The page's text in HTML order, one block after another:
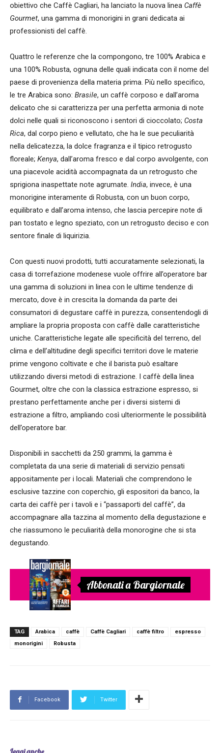
obiettivo che Caffè Cagliari, ha lanciato la nuova linea Caffè
Gourmet, una gamma di monorigini in grani dedicata ai
professionisti del caffè.
Quattro le referenze che la compongono, tre 100% Arabica e
una 100% Robusta, ognuna delle quali indicata con il nome del
paese di provenienza della materia prima. Più nello specifico,
le tre Arabica sono: Brasile, un caffè corposo e dall’aroma
delicato che si caratterizza per una perfetta armonia di note
dolci nelle quali si riconoscono i sentori di cioccolato; Costa
Rica, dal corpo pieno e vellutato, che ha le sue peculiarità
nella delicatezza, la dolce fragranza e il tipico retrogusto
floreale; Kenya, dall’aroma fresco e dal corpo avvolgente, con
una piacevole acidità accompagnata da un retrogusto che
sprigiona inaspettate note agrumate. India, invece, è una
monorigine interamente di Robusta, con un buon corpo,
equilibrato e dall’aroma intenso, che lascia percepire note di
pan tostato e legno speziato, con un retrogusto deciso e con
sentore finale di liquirizia.
Con questi nuovi prodotti, tutti accuratamente selezionati, la
casa di torrefazione modenese vuole offrire all’operatore bar
una gamma di soluzioni in linea con le ultime tendenze di
mercato, dove è in crescita la domanda da parte dei
consumatori di degustare caffè in purezza, consentendogli di
ampliare la propria proposta con caffè dalle caratteristiche
uniche. Caratteristiche legate alle specificità del terreno, del
clima e dell’altitudine degli specifici territori dove le materie
prime vengono coltivate e che il barista può esaltare
utilizzando diversi metodi di estrazione. I caffè della linea
Gourmet, oltre che con la classica estrazione espresso, si
prestano perfettamente anche per i diversi sistemi di
estrazione a filtro, ampliando così ulteriormente le possibilità
dell’operatore bar.
Disponibili in sacchetti da 250 grammi, la gamma è
completata da una serie di materiali di servizio pensati
appositamente per i locali. Materiali che comprendono le
esclusive tazzine con coperchio, gli espositori da banco, la
carta dei caffè per i tavoli e i “passaporti del caffè”, da
accompagnare alla tazzina al momento della degustazione e
che riassumono le peculiarità della monorogine che si sta
degustando.
Abbonati a Bargiornale
TAG Arabica caffè Caffè Cagliari caffè filtro
espresso
monorigini
Robusta
Facebook Twitter